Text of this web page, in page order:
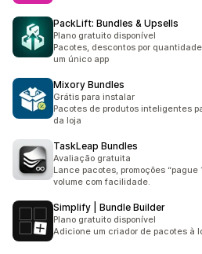
PackLift: Bundles & Upsells
Plano gratuito disponível
Pacotes, descontos por
um único app
Mixory Bundles
Grátis para instalar
Pacotes de produtos inteligentes
da loja
TaskLeap Bundles
Avaliação gratuita
Lance pacotes, promoções “pague
volume com facilidade.
Simplify | Bundle Builder
Plano gratuito disponível
Adicione um criador de pacotes à